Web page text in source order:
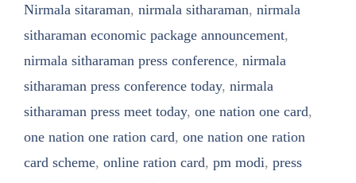
Nirmala sitaraman, nirmala sitharaman, nirmala
sitharaman economic package announcement,
nirmala sitharaman press conference, nirmala
sitharaman press conference today, nirmala
sitharaman press meet today, one nation one card,
one nation one ration card, one nation one ration
card scheme, online ration card, pm modi, press